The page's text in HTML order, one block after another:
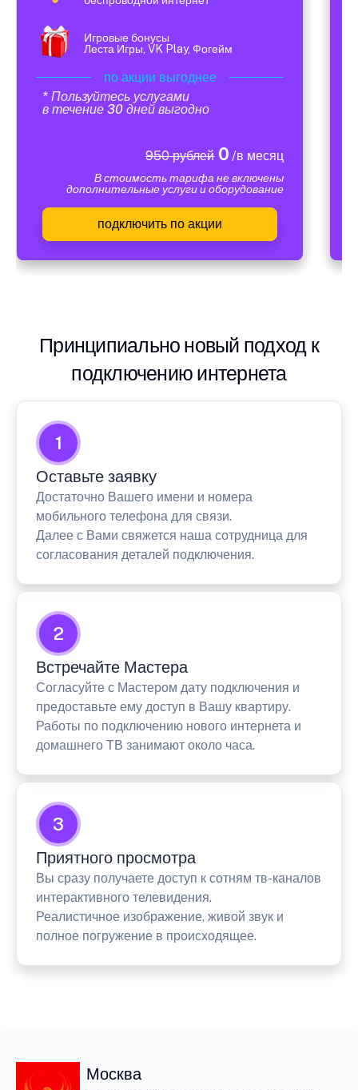
Игровые бонусы
Леста Игры, VK Play, Фогейм
по акции выгоднее
* Пользуйтесь услугами
в течение 30 дней выгодно
950 рублей0 /в месяц
В стоимость тарифа не включены
дополнительные услуги и оборудование
подключить по акции
Принципиально новый подход к
подключению интернета
1
Оставьте заявку
Достаточно Вашего имени и номера
мобильного телефона для связи.
Далее с Вами свяжется наша сотрудница для
согласования деталей подключения.
2
Встречайте Мастера
Согласуйте с Мастером дату подключения и
предоставьте ему доступ в Вашу квартиру.
Работы по подключению нового интернета и
домашнего ТВ занимают около часа.
3
Приятного просмотра
Вы сразу получаете доступ к сотням тв-каналов
интерактивного телевидения.
Реалистичное изображение, живой звук и
полное погружение в происходящее.
Москва